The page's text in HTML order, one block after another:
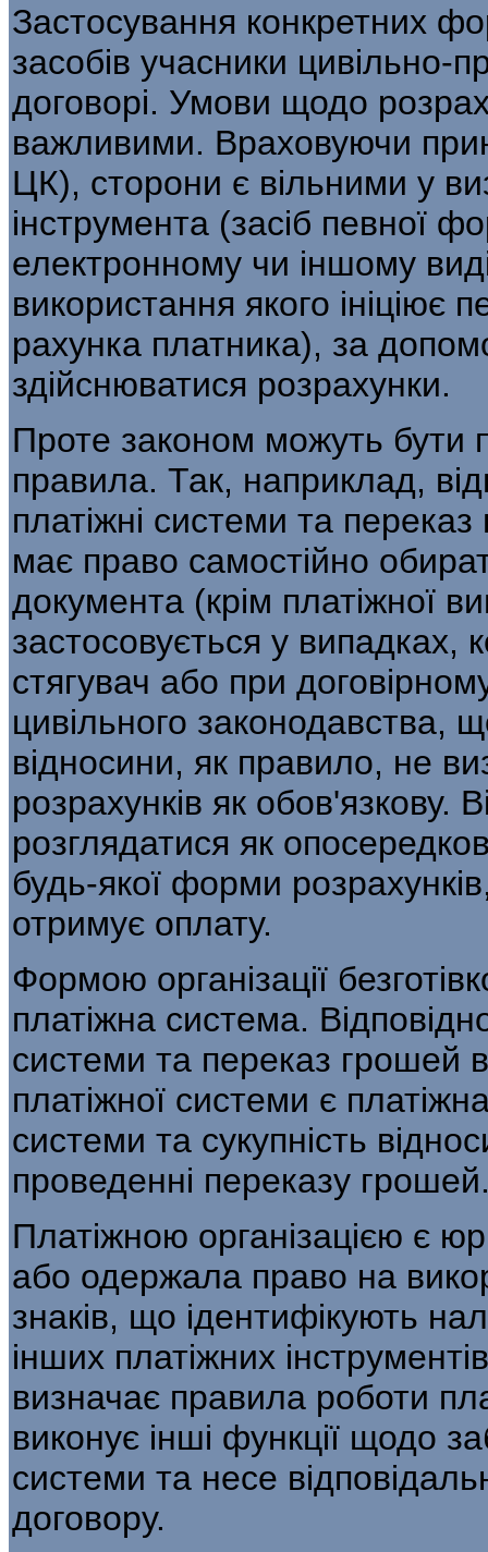
Застосування конкретних
засобів учасники цивільно-
договорі. Умови щодо
важливими. Враховуючи
ЦК), сторони є вільними у
інструмента (засіб певної
електронному чи іншому
використання якого ініціює
рахунка платника), за
здійснюватися розрахунки.
Проте законом можуть бути
правила. Так, наприклад,
платіжні системи та переказ
має право самостійно
документа (крім платіжної
застосовується у випадках,
стягувач або при
цивільного законодавства,
відносини, як правило, не
розрахунків як обов'язкову.
розглядатися як
будь-якої форми
отримує оплату.
Формою організації
платіжна система.
системи та переказ грошей
платіжної системи є
системи та сукупність
проведенні переказу
Платіжною організацією є
або одержала право на
знаків, що ідентифікують
інших платіжних
визначає правила роботи
виконує інші функції щодо
системи та несе
договору.